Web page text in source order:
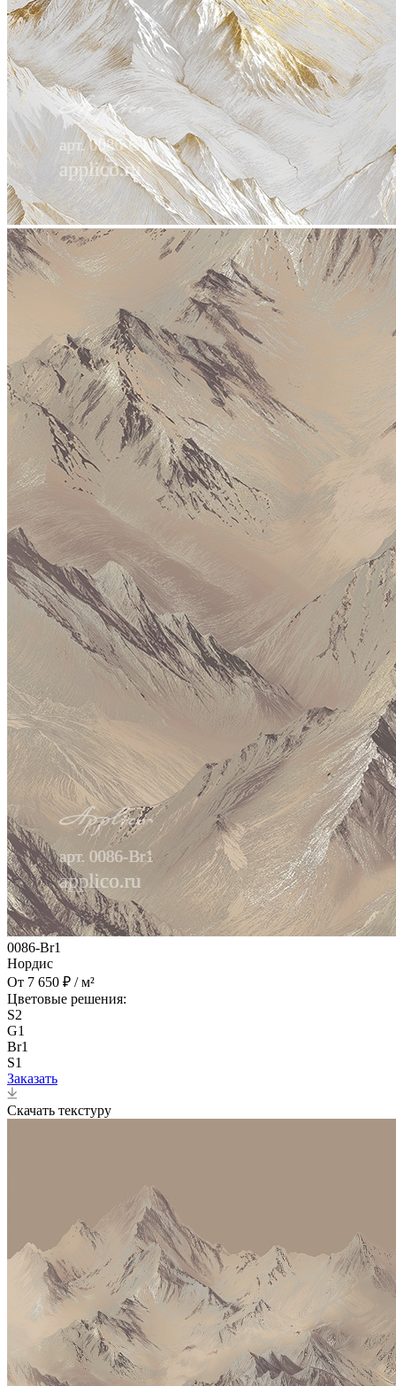
0086-Br1
Нордис
От 7 650 ₽ / м²
Цветовые решения:
S2
G1
Br1
S1
Заказать
Скачать текстуру